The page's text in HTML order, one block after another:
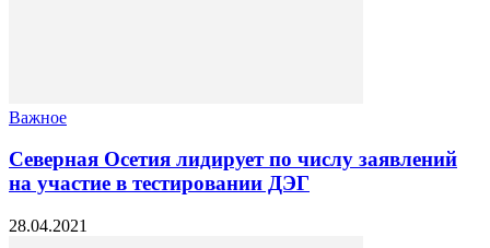
Важное
Северная Осетия лидирует по числу заявлений
на участие в тестировании ДЭГ
28.04.2021